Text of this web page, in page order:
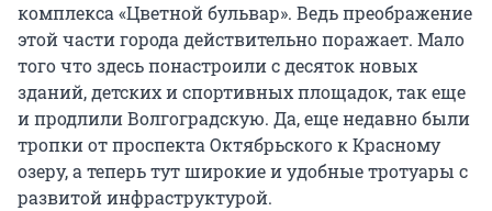
комплекса «Цветной бульвар». Ведь преображение
этой части города действительно поражает. Мало
того что здесь понастроили с десяток новых
зданий, детских и спортивных площадок, так еще
и продлили Волгоградскую. Да, еще недавно были
тропки от проспекта Октябрьского к Красному
озеру, а теперь тут широкие и удобные тротуары с
развитой инфраструктурой.